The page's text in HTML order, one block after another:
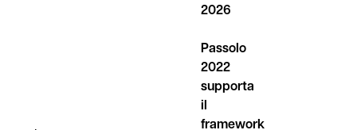
2026
Passolo
2022
supporta
il
framework